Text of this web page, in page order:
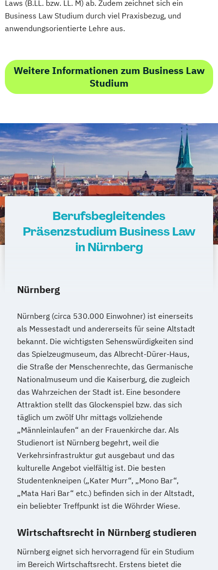
Laws (B.LL. bzw. LL. M) ab. Zudem zeichnet sich ein
Business Law Studium durch viel Praxisbezug, und
anwendungsorientierte Lehre aus.
Weitere Informationen zum Business Law
Studium
Berufsbegleitendes
Präsenzstudium Business Law
in Nürnberg
Nürnberg
Nürnberg (circa 530.000 Einwohner) ist einerseits
als Messestadt und andererseits für seine Altstadt
bekannt. Die wichtigsten Sehenswürdigkeiten sind
das Spielzeugmuseum, das Albrecht-Dürer-Haus,
die Straße der Menschenrechte, das Germanische
Nationalmuseum und die Kaiserburg, die zugleich
das Wahrzeichen der Stadt ist. Eine besondere
Attraktion stellt das Glockenspiel bzw. das sich
täglich um zwölf Uhr mittags vollziehende
„Männleinlaufen“ an der Frauenkirche dar. Als
Studienort ist Nürnberg begehrt, weil die
Verkehrsinfrastruktur gut ausgebaut und das
kulturelle Angebot vielfältig ist. Die besten
Studentenkneipen („Kater Murr“, „Mono Bar“,
„Mata Hari Bar“ etc.) befinden sich in der Altstadt,
ein beliebter Treffpunkt ist die Wöhrder Wiese.
Wirtschaftsrecht in Nürnberg studieren
Nürnberg eignet sich hervorragend für ein Studium
im Bereich Wirtschaftsrecht. Erstens bietet die